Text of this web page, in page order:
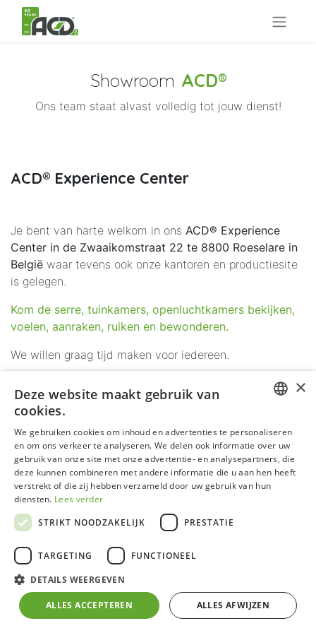
Showroom ACD®
Ons team staat alvast volledig tot jouw dienst!
ACD® Experience Center
Je bent van harte welkom in ons ACD® Experience
Center in de Zwaaikomstraat 22 te 8800 Roeselare in
België waar tevens ook onze kantoren en productiesite
is gelegen.
Kom de serre, tuinkamers, openluchtkamers bekijken,
voelen, aanraken, ruiken en bewonderen.
We willen graag tijd maken voor iedereen.
GERMAN
FRENCH
×
Deze website maakt gebruik van
cookies.
We gebruiken cookies om inhoud en advertenties te personaliseren
en om ons verkeer te analyseren. We delen ook informatie over uw
gebruik van onze site met onze advertentie- en analysepartners, die
deze kunnen combineren met andere informatie die u aan hen heeft
verstrekt of die zij hebben verzameld door uw gebruik van hun
diensten. Lees verder
STRIKT NOODZAKELIJK
PRESTATIE
TARGETING FUNCTIONEEL
DETAILS WEERGEVEN
ALLES ACCEPTEREN ALLES AFWIJZEN